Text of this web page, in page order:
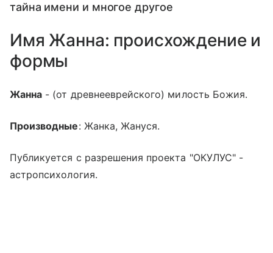
тайна имени и многое другое
Имя Жанна: происхождение и
формы
Жанна - (от древнееврейского) милость Божия.
Производные: Жанка, Жануся.
Публикуется с разрешения проекта "ОКУЛУС" -
астропсихология.